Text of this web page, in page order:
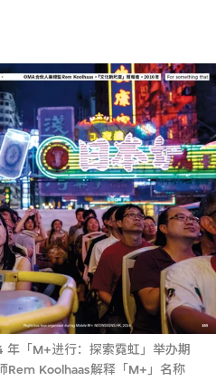
年「M+进行：探索霓虹」举办期
Rem Koolhaas解释「M+」名称